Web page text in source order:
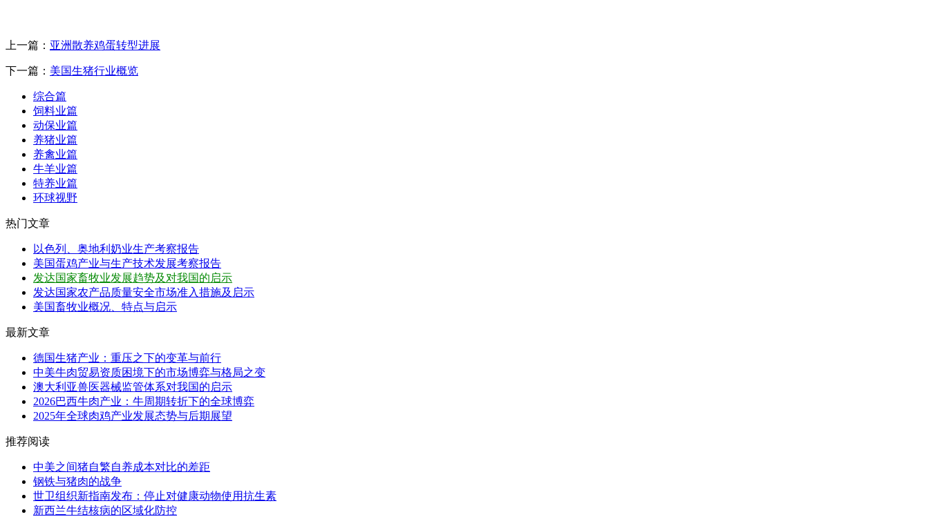
上一篇： 亚洲散养鸡蛋转型进展
下一篇： 美国生猪行业概览
综合篇
饲料业篇
动保业篇
养猪业篇
养禽业篇
牛羊业篇
特养业篇
环球视野
热门文章
以色列、奥地利奶业生产考察报告
美国蛋鸡产业与生产技术发展考察报告
发达国家畜牧业发展趋势及对我国的启示
发达国家农产品质量安全市场准入措施及启示
美国畜牧业概况、特点与启示
最新文章
德国生猪产业：重压之下的变革与前行
中美牛肉贸易资质困境下的市场博弈与格局之变
澳大利亚兽医器械监管体系对我国的启示
2026巴西牛肉产业：牛周期转折下的全球博弈
2025年全球肉鸡产业发展态势与后期展望
推荐阅读
中美之间猪自繁自养成本对比的差距
钢铁与猪肉的战争
世卫组织新指南发布：停止对健康动物使用抗生素
新西兰牛结核病的区域化防控